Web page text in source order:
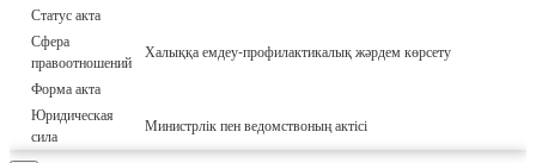
Статус акта
Сфера
правоотношений
Халыққа емдеу-профилактикалық жәрдем көрсету
Форма акта
Юридическая
сила
Министрлік пен ведомствоның актісі